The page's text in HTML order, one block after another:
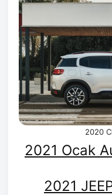
2020
2021 Ocak
2021